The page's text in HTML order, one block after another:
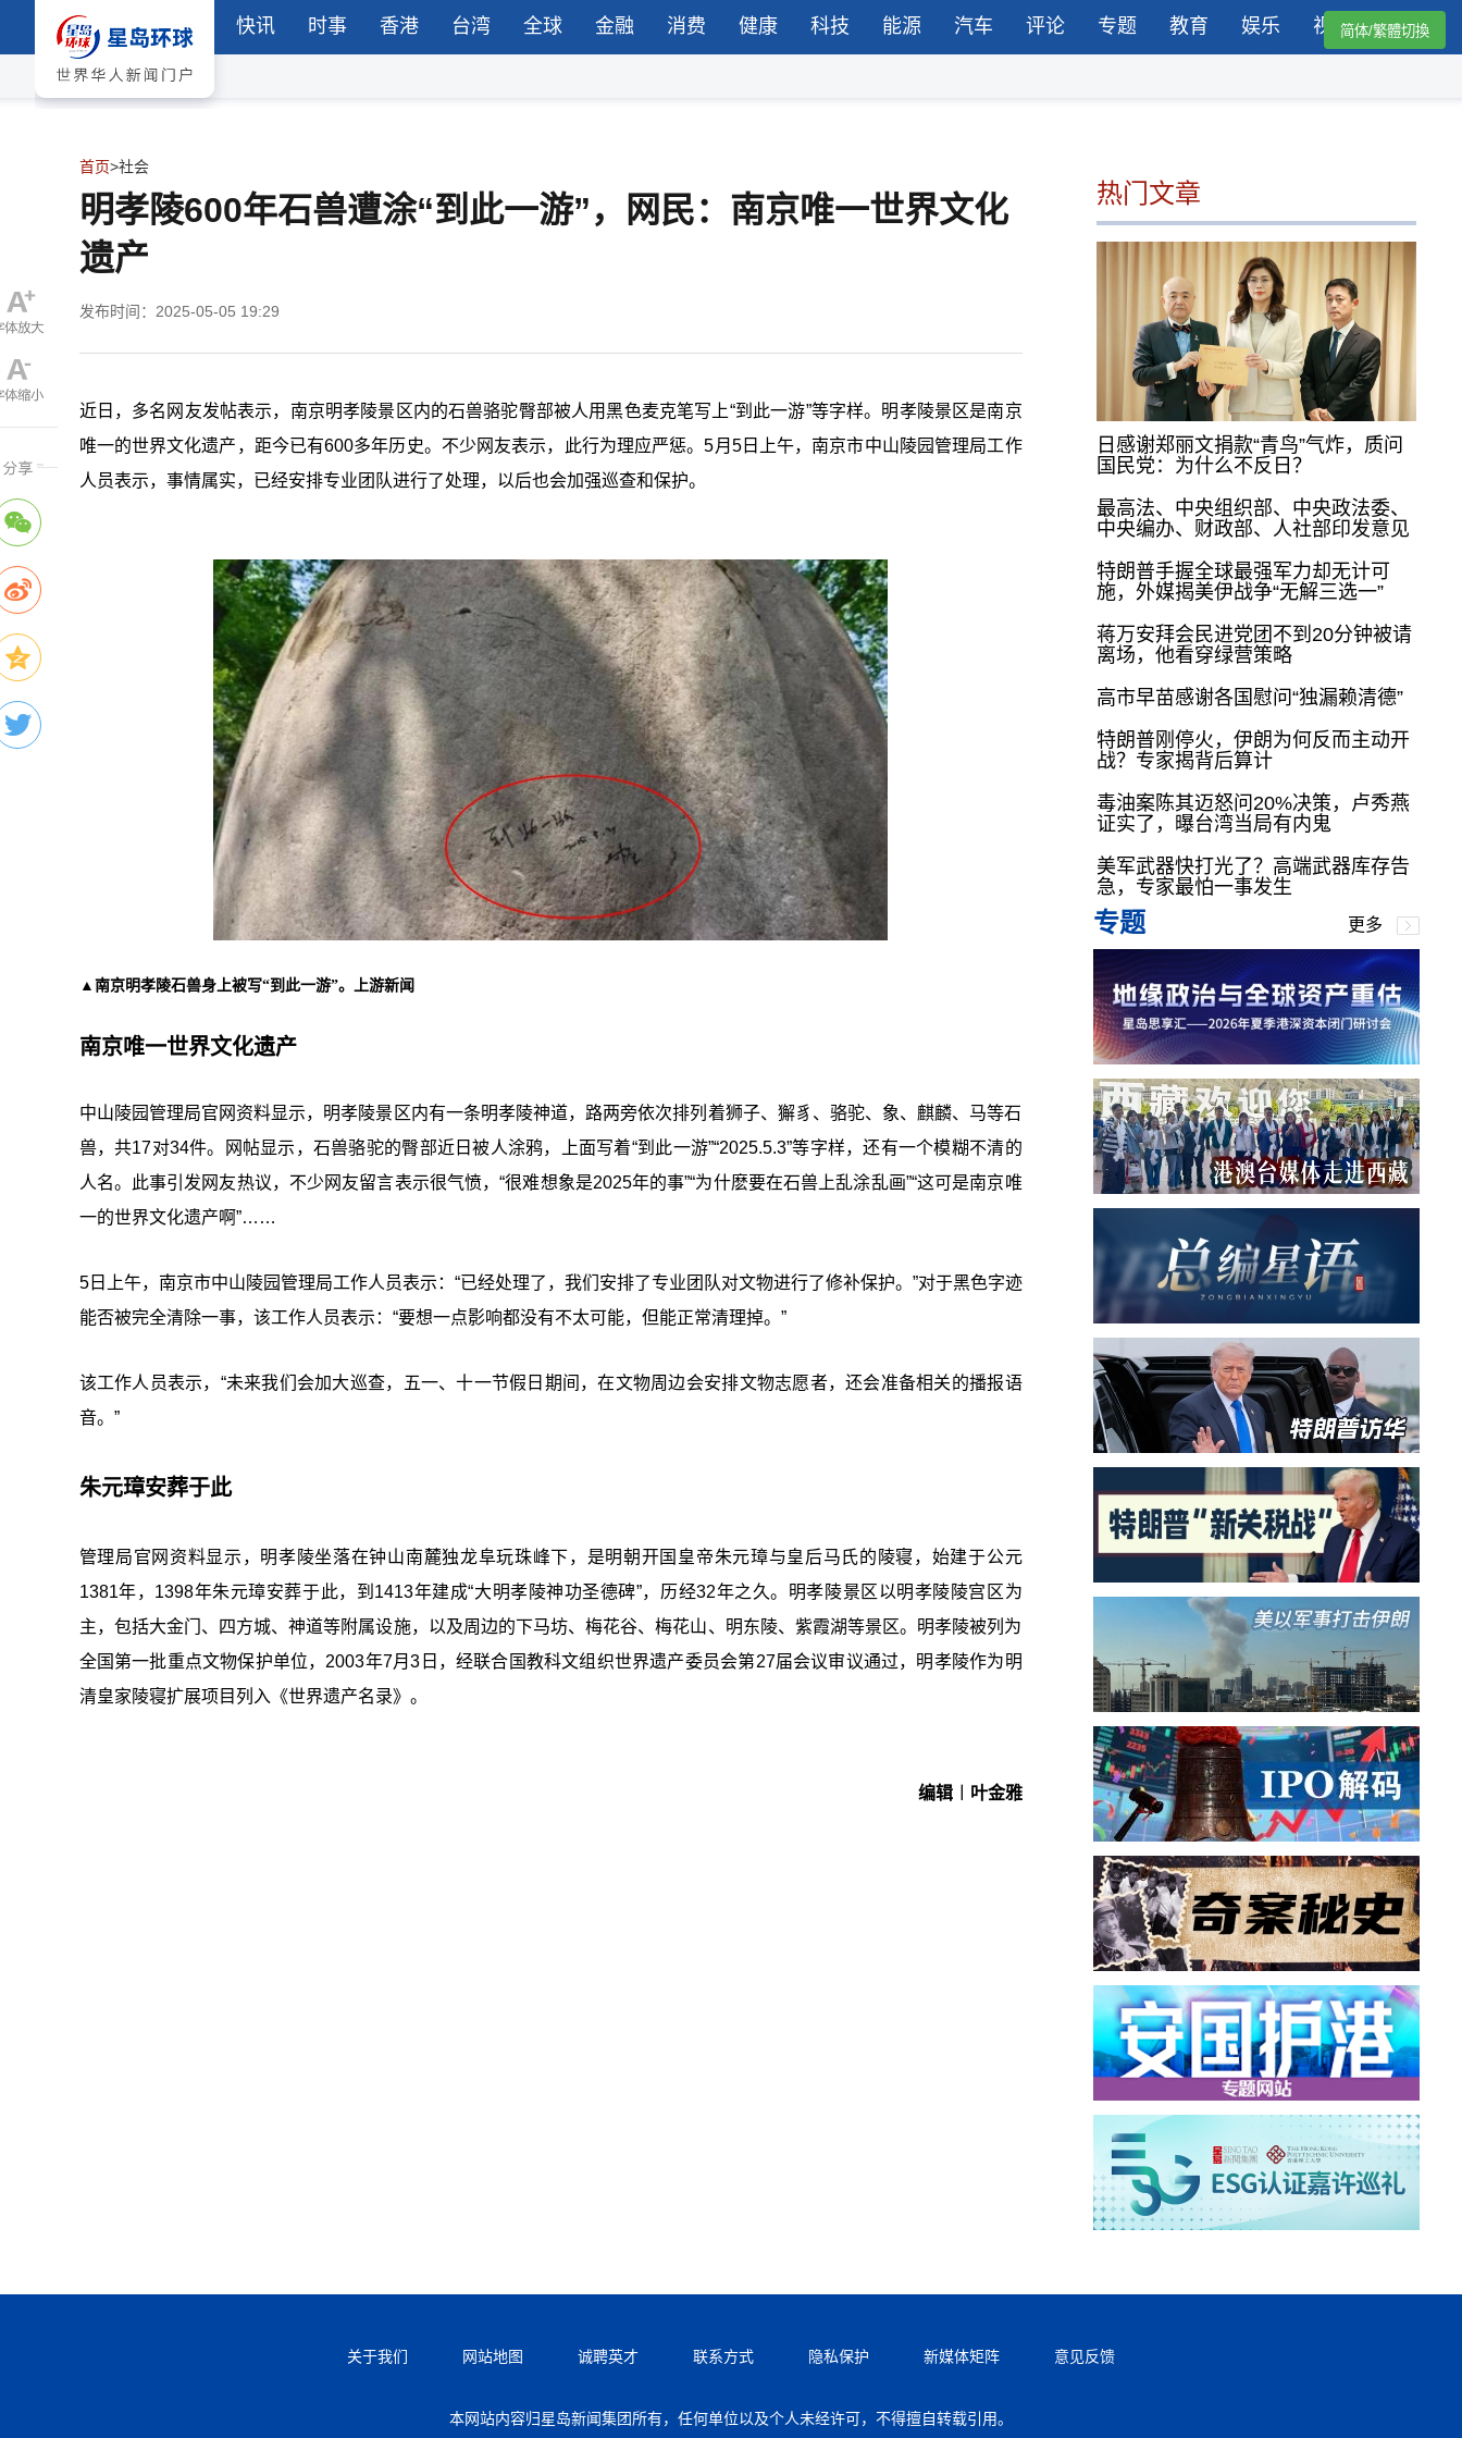
快讯 时事 香港 台湾 全球 金融 消费 健康 科技 能源 汽车 评论 专题 教育 娱乐 视频简体/繁體切換
首页>社会
明孝陵600年石兽遭涂“到此一游”，网民：南京唯一世界文化
遗产
发布时间：2025-05-05 19:29
近日，多名网友发帖表示，南京明孝陵景区内的石兽骆驼臀部被人用黑色麦克笔写上“到此一游”等字样。明孝陵景区是南京
唯一的世界文化遗产，距今已有600多年历史。不少网友表示，此行为理应严惩。5月5日上午，南京市中山陵园管理局工作
人员表示，事情属实，已经安排专业团队进行了处理，以后也会加强巡查和保护。
▲南京明孝陵石兽身上被写“到此一游”。上游新闻
南京唯一世界文化遗产
中山陵园管理局官网资料显示，明孝陵景区内有一条明孝陵神道，路两旁依次排列着狮子、獬豸、骆驼、象、麒麟、马等石
兽，共17对34件。网帖显示，石兽骆驼的臀部近日被人涂鸦，上面写着“到此一游”“2025.5.3”等字样，还有一个模糊不清的
人名。此事引发网友热议，不少网友留言表示很气愤，“很难想象是2025年的事”“为什麽要在石兽上乱涂乱画”“这可是南京唯
一的世界文化遗产啊”……
5日上午，南京市中山陵园管理局工作人员表示：“已经处理了，我们安排了专业团队对文物进行了修补保护。”对于黑色字迹
能否被完全清除一事，该工作人员表示：“要想一点影响都没有不太可能，但能正常清理掉。”
该工作人员表示，“未来我们会加大巡查，五一、十一节假日期间，在文物周边会安排文物志愿者，还会准备相关的播报语
音。”
朱元璋安葬于此
管理局官网资料显示，明孝陵坐落在钟山南麓独龙阜玩珠峰下，是明朝开国皇帝朱元璋与皇后马氏的陵寝，始建于公元
1381年，1398年朱元璋安葬于此，到1413年建成“大明孝陵神功圣德碑”，历经32年之久。明孝陵景区以明孝陵陵宫区为
主，包括大金门、四方城、神道等附属设施，以及周边的下马坊、梅花谷、梅花山、明东陵、紫霞湖等景区。明孝陵被列为
全国第一批重点文物保护单位，2003年7月3日，经联合国教科文组织世界遗产委员会第27届会议审议通过，明孝陵作为明
清皇家陵寝扩展项目列入《世界遗产名录》。
编辑︱叶金雅
热门文章
日感谢郑丽文捐款“青鸟”气炸，质问
国民党：为什么不反日？
最高法、中央组织部、中央政法委、
中央编办、财政部、人社部印发意见
特朗普手握全球最强军力却无计可
施，外媒揭美伊战争“无解三选一”
蒋万安拜会民进党团不到20分钟被请
离场，他看穿绿营策略
高市早苗感谢各国慰问“独漏赖清德”
特朗普刚停火，伊朗为何反而主动开
战？专家揭背后算计
毒油案陈其迈怒问20%决策，卢秀燕
证实了，曝台湾当局有内鬼
美军武器快打光了？高端武器库存告
急，专家最怕一事发生
专题 更多
关于我们 网站地图 诚聘英才 联系方式 隐私保护 新媒体矩阵 意见反馈
本网站内容归星岛新闻集团所有，任何单位以及个人未经许可，不得擅自转载引用。